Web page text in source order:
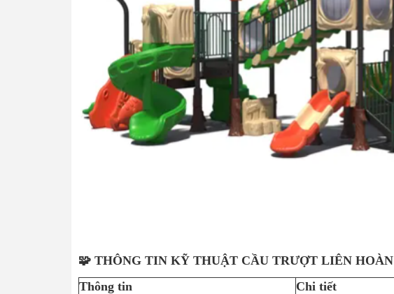
🧩 THÔNG TIN KỸ THUẬT CẦU TRƯỢT LIÊN HOÀN
Thông tin
Chi tiết